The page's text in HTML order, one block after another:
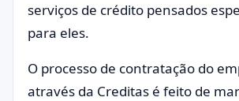
serviços de crédito pensados
para eles.
O processo de contratação do
através da Creditas é feito de